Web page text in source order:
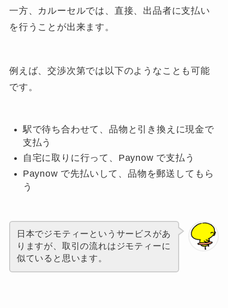
一方、カルーセルでは、直接、出品者に支払い
を行うことが出来ます。
例えば、交渉次第では以下のようなことも可能
です。
駅で待ち合わせて、品物と引き換えに現金で
支払う
自宅に取りに行って、Paynow で支払う
Paynow で先払いして、品物を郵送してもら
う
日本でジモティーというサービスがあ
りますが、取引の流れはジモティーに
似ていると思います。